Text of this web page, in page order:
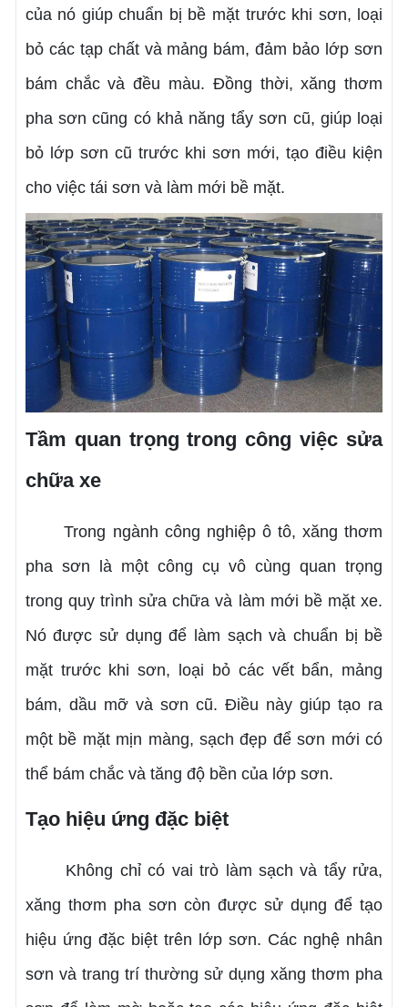
của nó giúp chuẩn bị bề mặt trước khi sơn, loại
bỏ các tạp chất và mảng bám, đảm bảo lớp sơn
bám chắc và đều màu. Đồng thời, xăng thơm
pha sơn cũng có khả năng tẩy sơn cũ, giúp loại
bỏ lớp sơn cũ trước khi sơn mới, tạo điều kiện
cho việc tái sơn và làm mới bề mặt.
Tầm quan trọng trong công việc sửa
chữa xe
Trong ngành công nghiệp ô tô, xăng thơm
pha sơn là một công cụ vô cùng quan trọng
trong quy trình sửa chữa và làm mới bề mặt xe.
Nó được sử dụngđể làm sạch và chuẩn bị bề
mặt trước khi sơn, loại bỏ các vết bẩn, mảng
bám, dầu mỡ và sơn cũ. Điều này giúp tạo ra
một bề mặt mịn màng, sạch đẹp để sơn mới có
thể bám chắc và tăng độ bền của lớp sơn.
Tạo hiệu ứng đặc biệt
Không chỉ có vai trò làm sạch và tẩy rửa,
xăng thơm pha sơn còn được sử dụng để tạo
hiệu ứng đặc biệt trên lớp sơn. Các nghệ nhân
sơn và trang trí thường sử dụng xăng thơm pha